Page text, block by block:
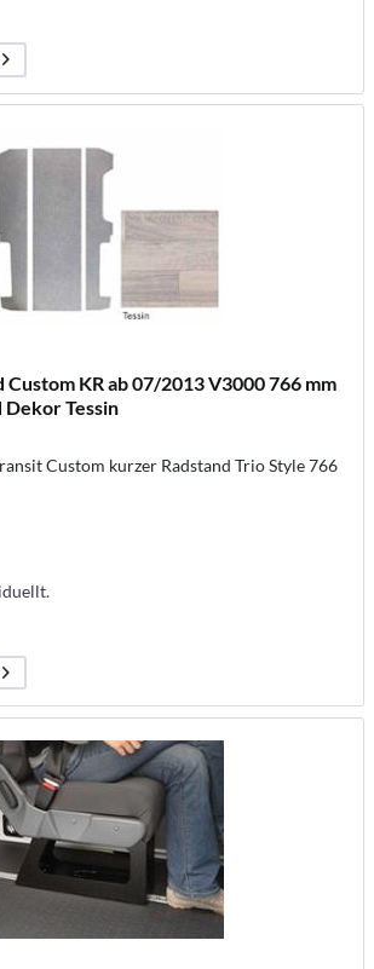
KR ab 07/2013 V3000 766 mm
Dekor Tessin
Custom kurzer Radstand Trio Style 766